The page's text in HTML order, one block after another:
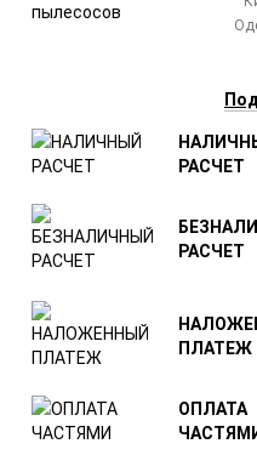
РАСЧЕТ
РАСЧЕТ
ПЛАТЕЖ
ОПЛАТА